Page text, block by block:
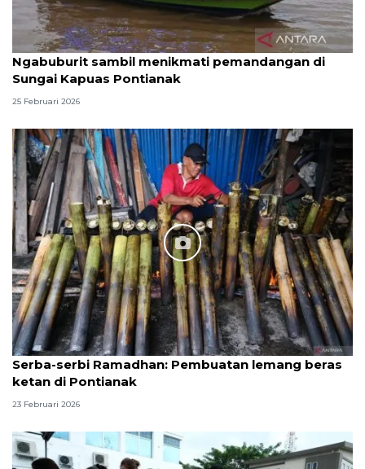
Ngabuburit sambil menikmati pemandangan di
Sungai Kapuas Pontianak
25 Februari 2026
Serba-serbi Ramadhan: Pembuatan lemang beras
ketan di Pontianak
23 Februari 2026